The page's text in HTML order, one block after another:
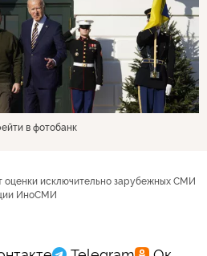
в фотобанк
исключительно зарубежных СМИ
ИноСМИ